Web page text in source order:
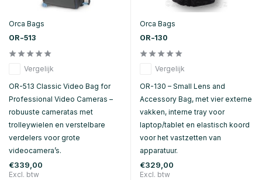
Orca Bags
OR-513
Vergelijk
OR-513 Classic Video Bag for
Professional Video Cameras –
robuuste cameratas met
trolleywielen en verstelbare
verdelers voor grote
videocamera’s.
€339,00
Excl. btw
Orca Bags
OR-130
Vergelijk
OR-130 – Small Lens and
Accessory Bag, met vier externe
vakken, interne tray voor
laptop/tablet en elastisch koord
voor het vastzetten van
apparatuur.
€329,00
Excl. btw